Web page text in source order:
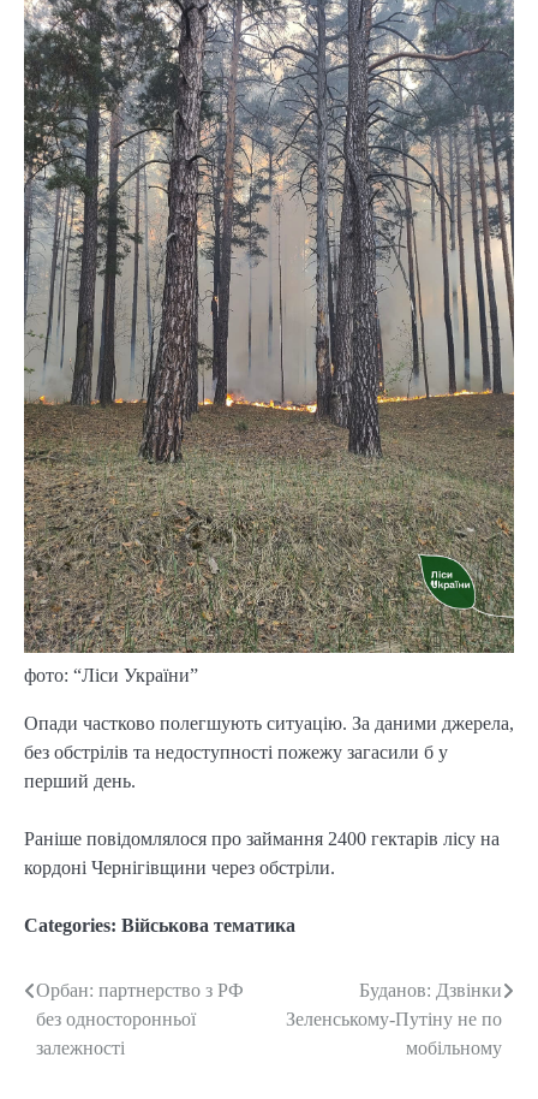
фото: “Ліси України”
Опади частково полегшують ситуацію. За даними джерела,
без обстрілів та недоступності пожежу загасили б у
перший день.
Раніше повідомлялося про займання 2400 гектарів лісу на
кордоні Чернігівщини через обстріли.
Categories: Військова тематика
Post
navigation
Орбан: партнерство з РФ
без односторонньої
залежності
Буданов: Дзвінки
Зеленському-Путіну не по
мобільному